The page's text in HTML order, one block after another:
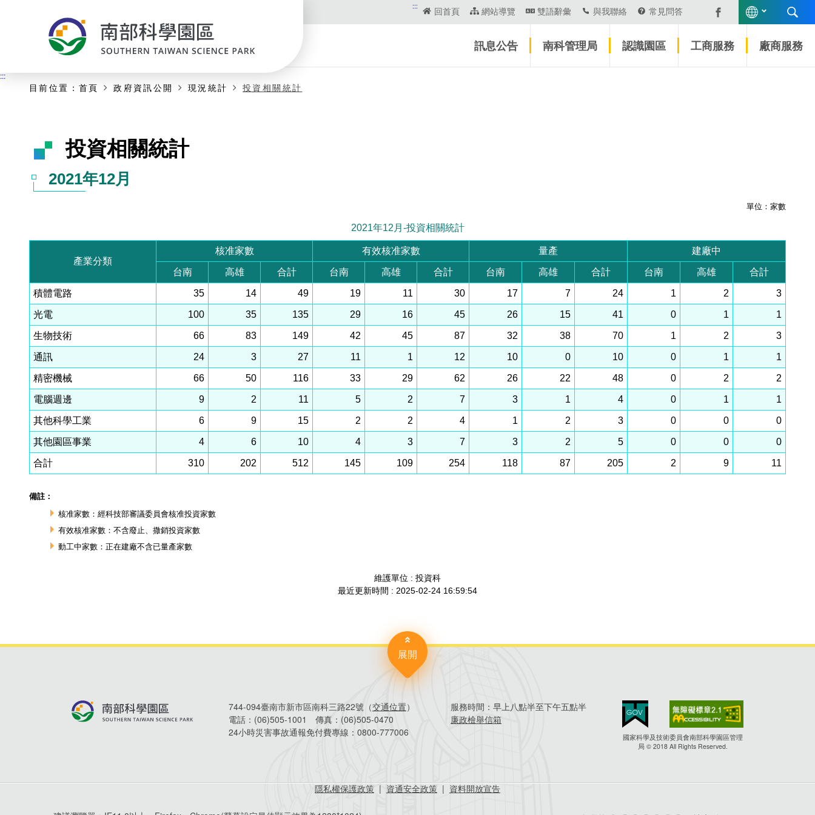
::: 回首頁 網站導覽 雙語辭彙 與我聯絡 常見問答
訊息公告 南科管理局 認識園區 工商服務 廠商服務
主要內容開始
:::
目前位置： 首頁 政府資訊公開 現況統計 投資相關統計
展開
744-094臺南市新市區南科三路22號（交通位置）
電話： (06)505-1001 傳真： (06)505-0470
24小時災害事故通報免付費專線： 0800-777006
服務時間：早上八點半至下午五點半
廉政檢舉信箱
國家科學及技術委員會南部科學園區管理
局 © 2018 All Rights Reserved.
隱私權保護政策 | 資通安全政策 | 資料開放宣告